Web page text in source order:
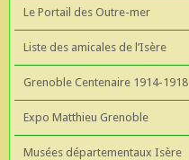
Le Portail des Outre-mer
Liste des amicales de l’Isère
Grenoble Centenaire 1914-1918
Expo Matthieu Grenoble
Musées départementaux Isère